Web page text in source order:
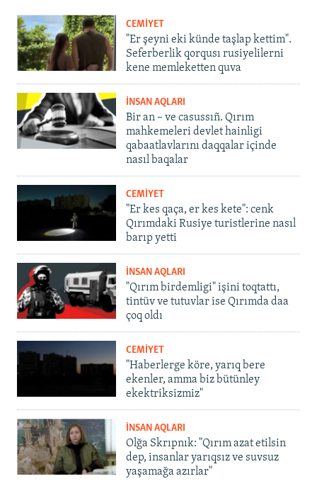
CEMİYET
"Er şeyni eki künde taşlap kettim".
Seferberlik qorqusı rusiyelilerni
kene memleketten quva
İNSAN AQLARI
Bir an – ve casussıñ. Qırım
mahkemeleri devlet hainligi
qabaatlavlarını daqqalar içinde
nasıl baqalar
CEMİYET
"Er kes qaça, er kes kete": cenk
Qırımdaki Rusiye turistlerine nasıl
barıp yetti
İNSAN AQLARI
"Qırım birdemligi" işini toqtattı,
tintüv ve tutuvlar ise Qırımda daa
çoq oldı
CEMİYET
"Haberlerge köre, yarıq bere
ekenler, amma biz bütünley
ekektriksizmiz"
İNSAN AQLARI
Olğa Skrıpnık: "Qırım azat etilsin
dep, insanlar yarıqsız ve suvsuz
yaşamağa azırlar"